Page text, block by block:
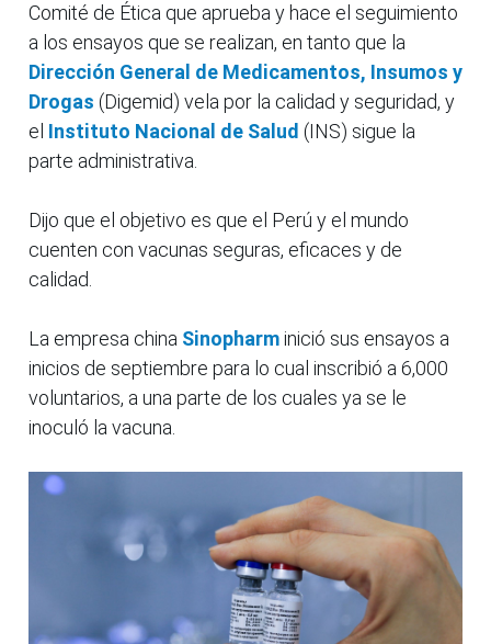
Comité de Ética que aprueba y hace el seguimiento
a los ensayos que se realizan, en tanto que la
Dirección General de Medicamentos, Insumos y
Drogas (Digemid) vela por la calidad y seguridad, y
el Instituto Nacional de Salud (INS) sigue la
parte administrativa.
Dijo que el objetivo es que el Perú y el mundo
cuenten con vacunas seguras, eficaces y de
calidad.
La empresa china Sinopharminició sus ensayos a
inicios de septiembre para lo cual inscribió a 6,000
voluntarios, a una parte de los cuales ya se le
inoculó la vacuna.